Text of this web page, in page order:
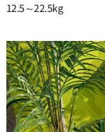
12.5～22.5kg